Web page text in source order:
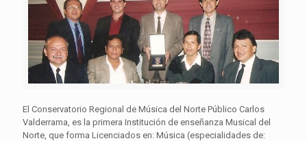
El Conservatorio Regional de Música del Norte Público Carlos
Valderrama, es la primera Institución de enseñanza Musical del
Norte, que forma Licenciados en: Música (especialidades de: